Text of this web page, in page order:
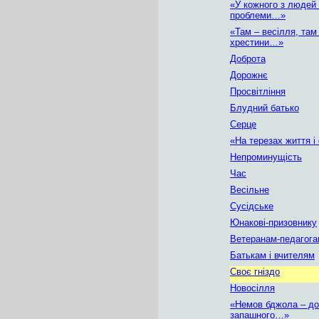
«У кожного з людей
проблеми…»
«Там – весілля, там
хрестини…»
Доброта
Дорожнє
Просвітління
Блудний батько
Серце
«На терезах життя
Непроминущість
Час
Весільне
Сусідське
Юнакові-призовнику
Ветеранам-
Батькам і вчителям
Своє гніздо
Новосілля
«Немов бджола – до
запашного…»